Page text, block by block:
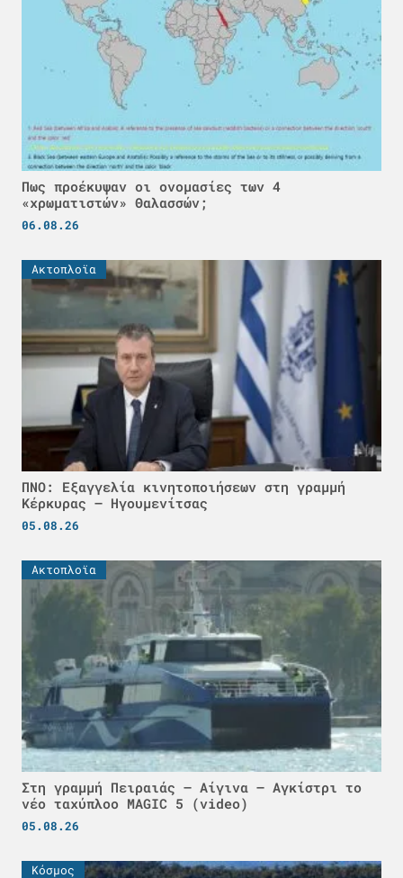
Πως προέκυψαν οι ονομασίες των 4
«χρωματιστών» Θαλασσών;
06.08.26
Ακτοπλοϊα
ΠΝΟ: Εξαγγελία κινητοποιήσεων στη γραμμή
Κέρκυρας – Ηγουμενίτσας
05.08.26
Ακτοπλοϊα
Στη γραμμή Πειραιάς – Αίγινα – Αγκίστρι το
νέο ταχύπλοο MAGIC 5 (video)
05.08.26
Κόσμος